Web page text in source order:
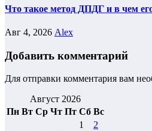
Что такое метод ДПДГ и в чем
Авг 4, 2026 Alex
Добавить комментарий
Для отправки комментария вам
Август 2026
Пн Вт Ср Чт Пт Сб Вс
1
2